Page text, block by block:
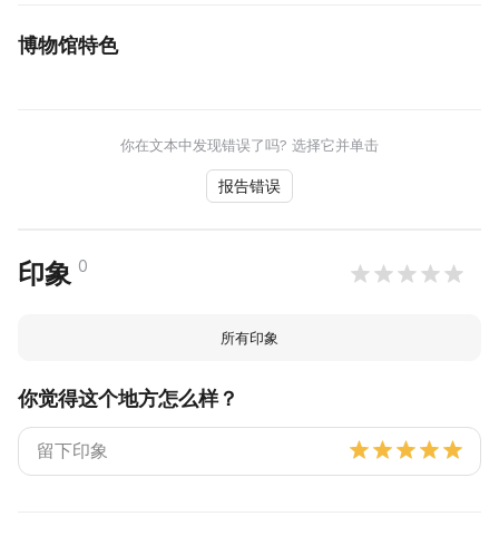
博物馆特色
你在文本中发现错误了吗? 选择它并单击
报告错误
印象 0
所有印象
你觉得这个地方怎么样？